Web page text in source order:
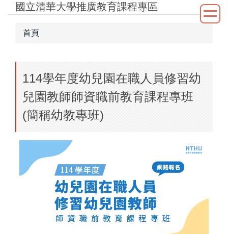
國立清華大學推廣教育課程專區
首頁
114學年度幼兒園在職人員修習幼
兒園教師師資職前教育課程專班
(簡稱幼教專班)